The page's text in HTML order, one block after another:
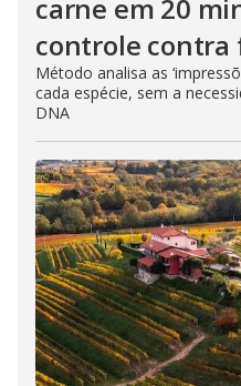
carne em 20
controle contra
Método analisa as
cada espécie, sem a
DNA